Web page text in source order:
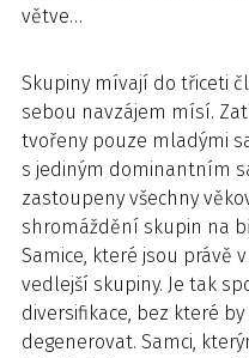
větve…
Skupiny mívají do třiceti
sebou navzájem mísí.
tvořeny pouze mladými
s jediným dominantním
zastoupeny všechny
shromáždění skupin na
Samice, které jsou právě
vedlejší skupiny. Je tak
diversifikace, bez které
degenerovat. Samci,